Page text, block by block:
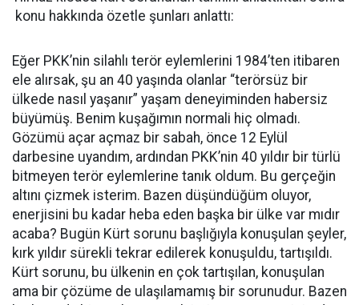
konu hakkında özetle şunları anlattı:
Eğer PKK’nin silahlı terör eylemlerini 1984’ten itibaren
ele alırsak, şu an 40 yaşında olanlar “terörsüz bir
ülkede nasıl yaşanır” yaşam deneyiminden habersiz
büyümüş. Benim kuşağımın normali hiç olmadı.
Gözümü açar açmaz bir sabah, önce 12 Eylül
darbesine uyandım, ardından PKK’nin 40 yıldır bir türlü
bitmeyen terör eylemlerine tanık oldum. Bu gerçeğin
altını çizmek isterim. Bazen düşündüğüm oluyor,
enerjisini bu kadar heba eden başka bir ülke var mıdır
acaba? Bugün Kürt sorunu başlığıyla konuşulan şeyler,
kırk yıldır sürekli tekrar edilerek konuşuldu, tartışıldı.
Kürt sorunu, bu ülkenin en çok tartışılan, konuşulan
ama bir çözüme de ulaşılamamış bir sorunudur. Bazen